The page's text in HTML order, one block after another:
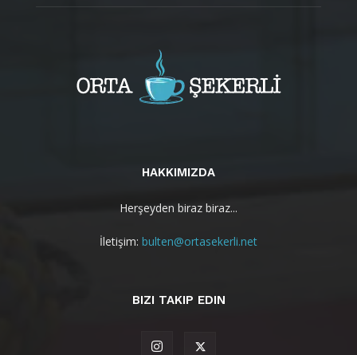
HAKKIMIZDA
Herşeyden biraz biraz...
İletişim: bulten@ortasekerli.net
BIZI TAKIP EDIN